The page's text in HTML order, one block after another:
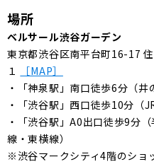
場所
ベルサール渋谷ガーデン
東京都渋谷区南平台町16-17
１
［MAP］
・「神泉駅」南口徒歩6分（井
・「渋谷駅」西口徒歩10分（
・「渋谷駅」A0出口徒歩9分
線・東横線）
※渋谷マークシティ4階のショ